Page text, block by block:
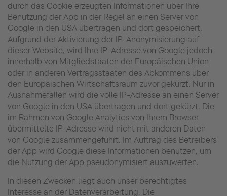
durch das Cookie erzeugten Informationen über Ihre
Benutzung der App in der Regel an einen Server von
Google in den USA übertragen und dort gespeichert.
Aufgrund der Aktivierung der IP-Anonymisierung auf
dieser Website, wird Ihre IP-Adresse von Google jedoch
innerhalb von Mitgliedstaaten der Europäischen Union
oder in anderen Vertragsstaaten des Abkommens über
den Europäischen Wirtschaftsraum zuvor gekürzt. Nur in
Ausnahmefällen wird die volle IP-Adresse an einen Server
von Google in den USA übertragen und dort gekürzt. Die
im Rahmen von Google Analytics von Ihrem Browser
übermittelte IP-Adresse wird nicht mit anderen Daten
von Google zusammengeführt. Im Auftrag des Betreibers
der App wird Google diese Informationen benutzen, um
die Nutzung der App pseudonymisiert auszuwerten.
In diesen Zwecken liegt auch unser berechtigtes
Interesse an der Datenverarbeitung. Die